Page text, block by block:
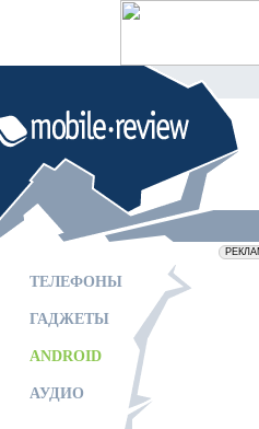
ТЕЛЕФОНЫ
ГАДЖЕТЫ
ANDROID
АУДИО
erid: